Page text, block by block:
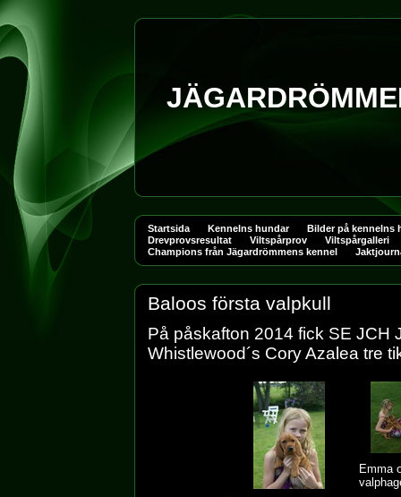
Startsida Kennelns hundar
Bilder på kennelns
Drevprovsresultat
Viltspårprov
Viltspårgalleri
Champions från Jägardrömmens kennel
Baloos första valpkull
På påskafton 2014 fick SE
Whistlewood´s Cory Azalea tre
Emma